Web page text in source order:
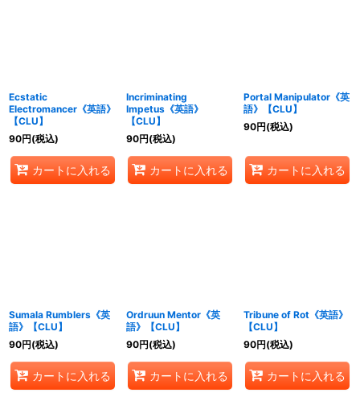
Ecstatic
Electromancer《英語》
【CLU】
90円(税込)
カートに入れる
Incriminating
Impetus《英語》
【CLU】
90円(税込)
カートに入れる
Portal Manipulator《英
語》【CLU】
90円(税込)
カートに入れる
Sumala Rumblers《英
語》【CLU】
90円(税込)
カートに入れる
Ordruun Mentor《英
語》【CLU】
90円(税込)
カートに入れる
Tribune of Rot《英語》
【CLU】
90円(税込)
カートに入れる